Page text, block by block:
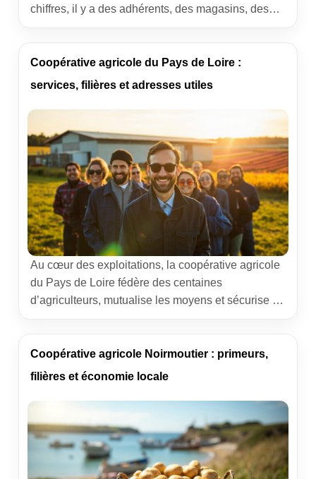
chiffres, il y a des adhérents, des magasins, des
classement des coopératives françaises, une grille
de lecture du Top 100, et des clés […]
Coopérative agricole du Pays de Loire :
services, filières et adresses utiles
Au cœur des exploitations, la coopérative agricole
du Pays de Loire fédère des centaines
d’agriculteurs, mutualise les moyens et sécurise la
performance des fermes, de la semence jusqu’au
marché. L’enjeu reste le même pour tous les
conformes aux […]
Coopérative agricole Noirmoutier : primeurs,
filières et économie locale